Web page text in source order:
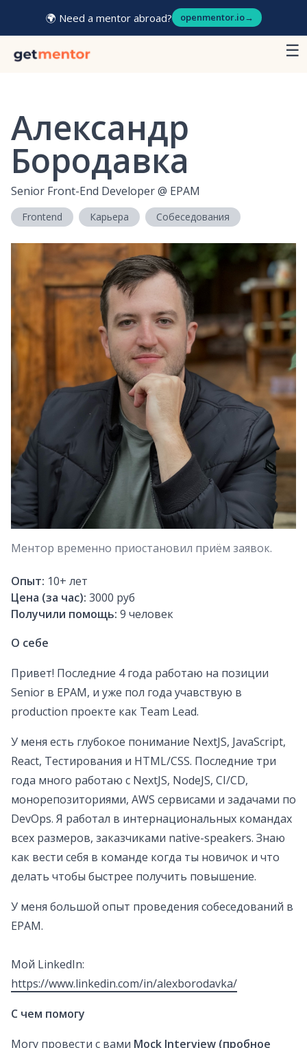
🌍 Need a mentor abroad? openmentor.io→
☰
Александр
Бородавка
Senior Front-End Developer@ EPAM
Frontend Карьера Собеседования
Ментор временно приостановил приём заявок.
Опыт: 10+ лет
Цена (за час): 3000 руб
Получили помощь: 9 человек
О себе
Привет! Последние 4 года работаю на позиции
Senior в EPAM, и уже пол года учавствую в
production проекте как Team Lead.
У меня есть глубокое понимание NextJS, JavaScript,
React, Тестирования и HTML/CSS. Последние три
года много работаю c NextJS, NodeJS, CI/CD,
монорепозиториями, AWS cервисами и задачами по
DevOps. Я работал в интернациональных командах
всех размеров, заказчиками native-speakers. Знаю
как вести себя в команде когда ты новичок и что
делать чтобы быстрее получить повышение.
У меня большой опыт проведения собеседований в
EPAM.
Мой LinkedIn:
https://www.linkedin.com/in/alexborodavka/
С чем помогу
Могу провести с вами Mock Interview (пробное